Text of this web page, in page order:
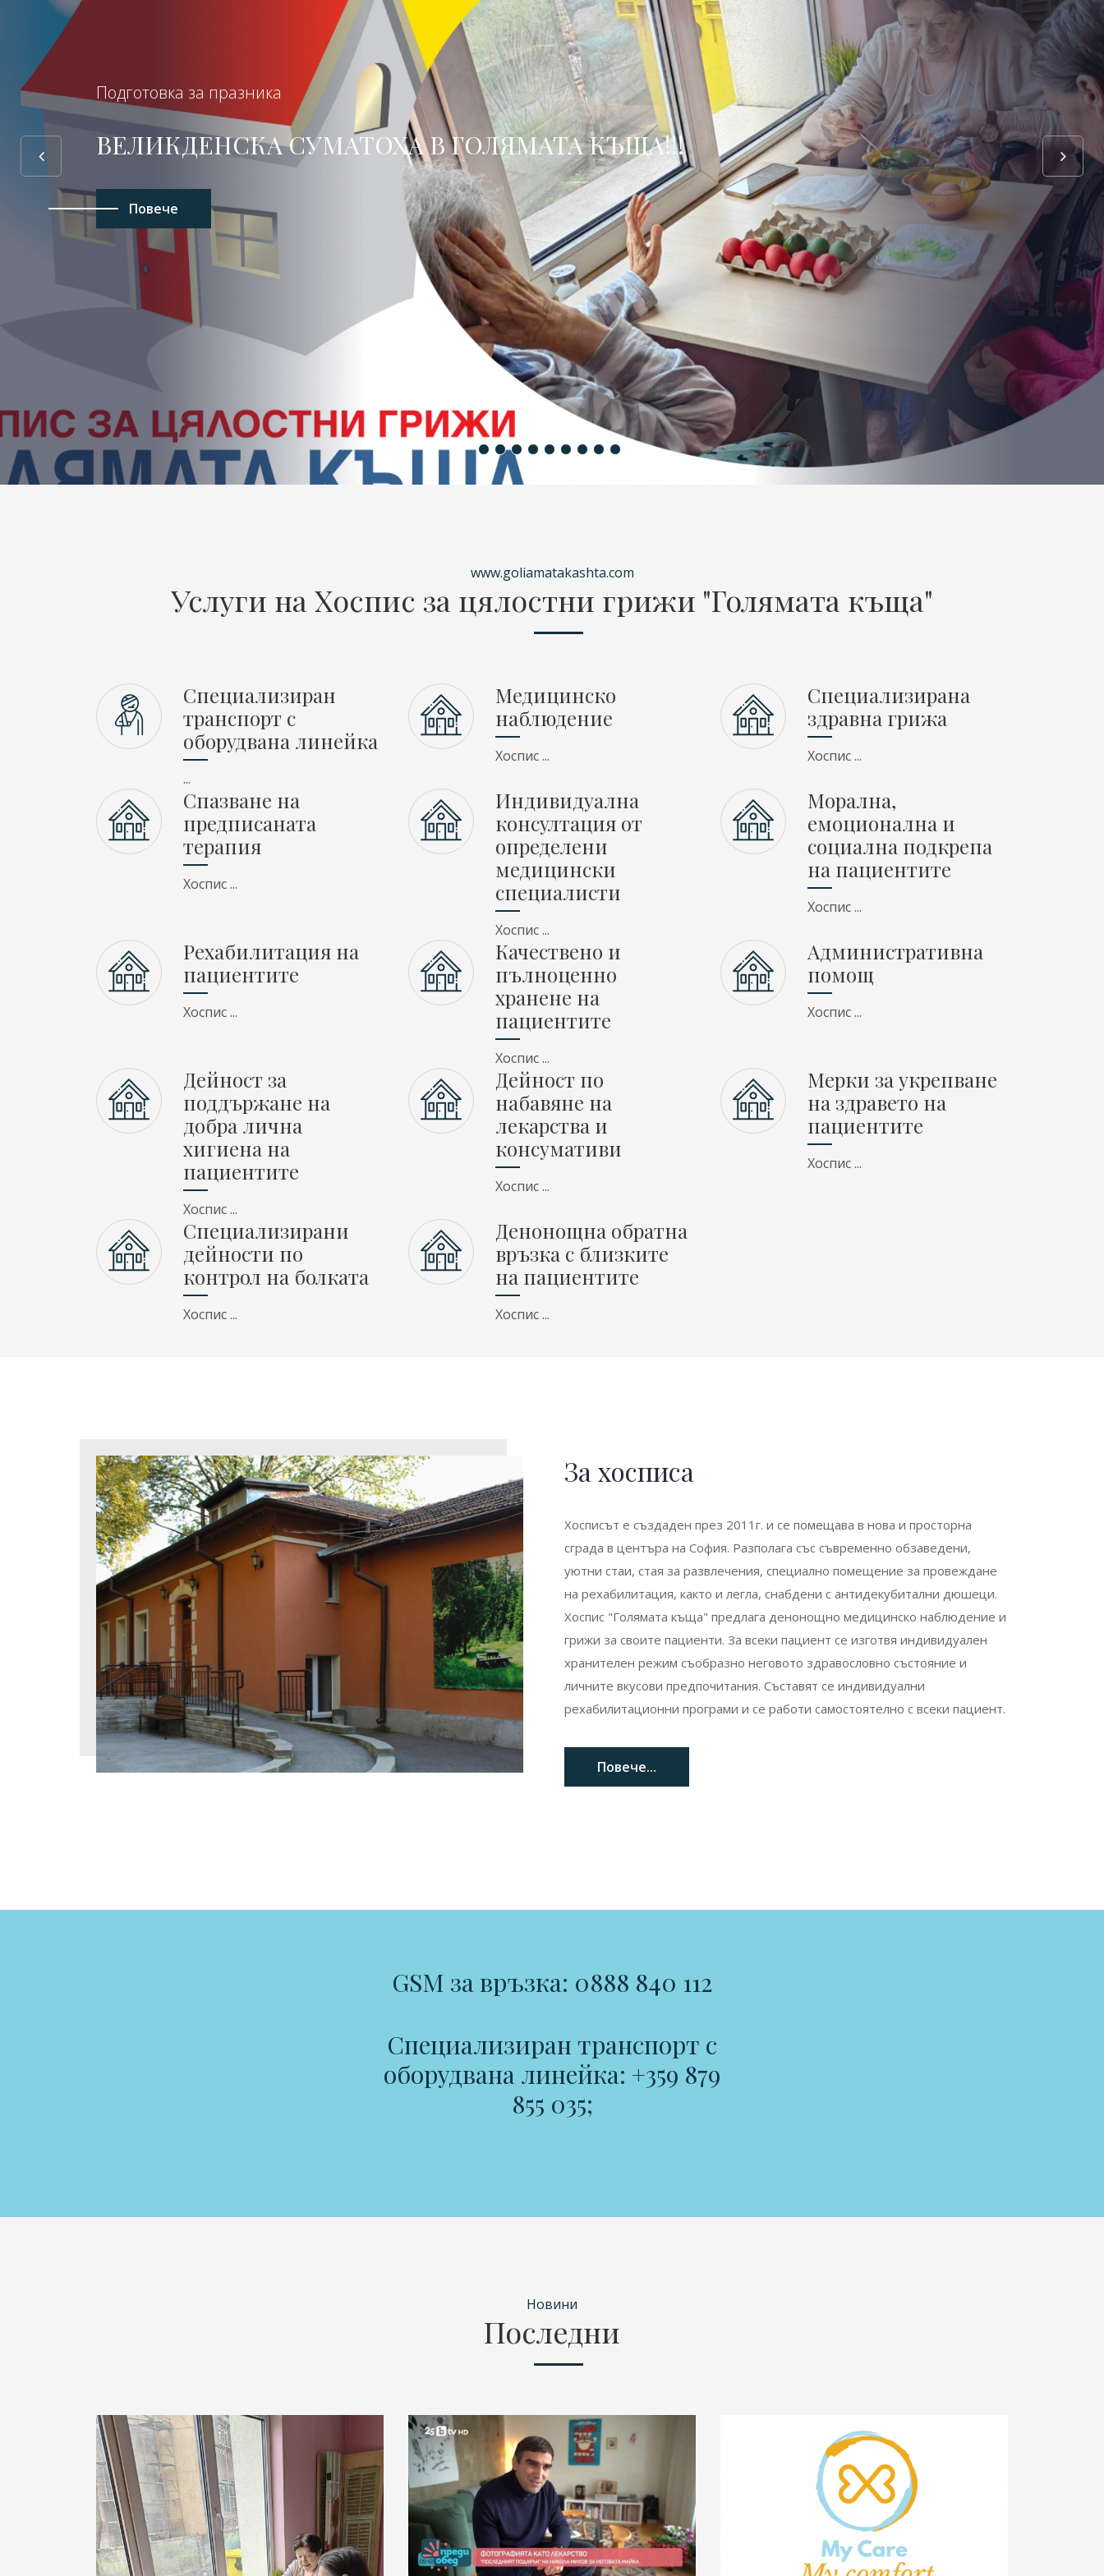
www.goliamatakashta.com
Услуги на Хоспис за цялостни грижи "Голямата къща"
Специализиран
транспорт с
оборудвана линейка
...
Медицинско
наблюдение
Хоспис ...
Специализирана
здравна грижа
Хоспис ...
Спазване на
предписаната
терапия
Хоспис ...
Индивидуална
консултация от
определени
медицински
специалисти
Хоспис ...
Морална,
емоционална и
социална подкрепа
на пациентите
Хоспис ...
Рехабилитация на
пациентите
Хоспис ...
Качествено и
пълноценно
хранене на
пациентите
Хоспис ...
Административна
помощ
Хоспис ...
Дейност за
поддържане на
добра лична
хигиена на
пациентите
Хоспис ...
Дейност по
набавяне на
лекарства и
консумативи
Хоспис ...
Мерки за укрепване
на здравето на
пациентите
Хоспис ...
Специализирани
дейности по
контрол на болката
Хоспис ...
Денонощна обратна
връзка с близките
на пациентите
Хоспис ...
За хосписа
Хосписът е създаден през 2011г. и се помещава в нова и просторна
сграда в центъра на София. Разполага със съвременно обзаведени,
уютни стаи, стая за развлечения, специално помещение за провеждане
на рехабилитация, както и легла, снабдени с антидекубитални дюшеци.
Хоспис "Голямата къща" предлага денонощно медицинско наблюдение и
грижи за своите пациенти. За всеки пациент се изготвя индивидуален
хранителен режим съобразно неговото здравословно състояние и
личните вкусови предпочитания. Съставят се индивидуални
рехабилитационни програми и се работи самостоятелно с всеки пациент.
Повече...
GSM за връзка: 0888 840 112
Специализиран транспорт с
оборудвана линейка: +359 879
855 035;
Новини
Последни